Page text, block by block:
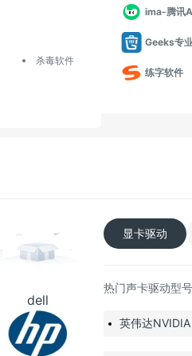
杀毒软件
ima-腾讯
Geeks专
练字软件
dell
显卡驱动
热门声卡驱动型号
英伟达